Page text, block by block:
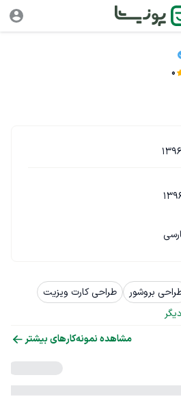
0
بروشور
طراحی کارت ویزیت
مشاهده نمونه‌کارهای بیشتر